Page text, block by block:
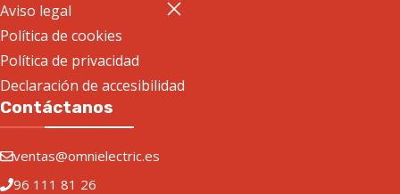
Aviso legal
Política de cookies
Política de privacidad
Declaración de accesibilidad
Contáctanos
ventas@omnielectric.es
96 111 81 26